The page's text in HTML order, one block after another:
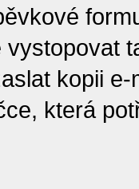
kopii
která